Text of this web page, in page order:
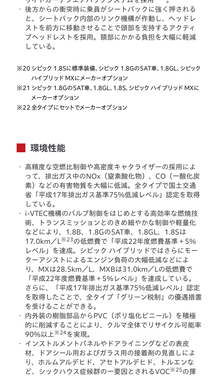
・
後方からの衝突時に乗員がシートバックに強く押される
と、シートバック内部のリンク機構が作動し、ヘッドレ
ストを前方に移動させることで頭部を支持するアクティ
ブヘッドレストを採用。頚部にかかる負担を大幅に軽減
している。
※20 シビック 1.8Sに標準装備、シビック 1.8Gの5AT車、1.8GL、シビック
ハイブリッド MXにメーカーオプション
※21 シビック 1.8Gの5AT車、1.8GL、1.8S、シビック ハイブリッド MXに
メーカーオプション
※22 全タイプにセットでメーカーオプション
環境性能
・
高精度な空燃比制御や高密度キャタライザーの採用によ
って、排出ガス中のNOx（窒素酸化物）、CO（一酸化炭
素）などの有害物質を大幅に低減。全タイプで国土交通
省「平成17年排出ガス基準75％低減レベル」認定を取得
している。
・
i-VTEC機構のバルブ制御をはじめとする高効率な燃焼技
術、トランスミッションとのきめ細やかな制御や軽量化
などにより、1.8B、1.8Gの5AT車、1.8GL、1.8Sは
17.0km／L
※23 の低燃費で「平成22年度燃費基準＋5％
レベル」を達成。シビック ハイブリッドではさらにモー
ターアシストによるエンジン負荷の大幅低減などによ
り、MXは28.5km／L、MXBは31.0km／Lの低燃費で
「平成22年度燃費基準＋5％レベル」を達成している。
さらに、「平成17年排出ガス基準75％低減レベル」認定
を取得したことで、全タイプ「グリーン税制」の優遇措置
を受けることができる。
・
内外装の樹脂部品からPVC（ポリ塩化ビニール）を積極
的に削減することにより、クルマ全体でリサイクル可能率
90％以上 ※24 を実現。
・
インストルメントパネルやドアライニングなどの表皮
材、ドアシール用およびガラス用の接着剤の見直しによ
り、ホルムアルデヒド、アセトアルデヒド、トルエンな
ど、シックハウス症候群の一要因とされるVOC ※25 の揮